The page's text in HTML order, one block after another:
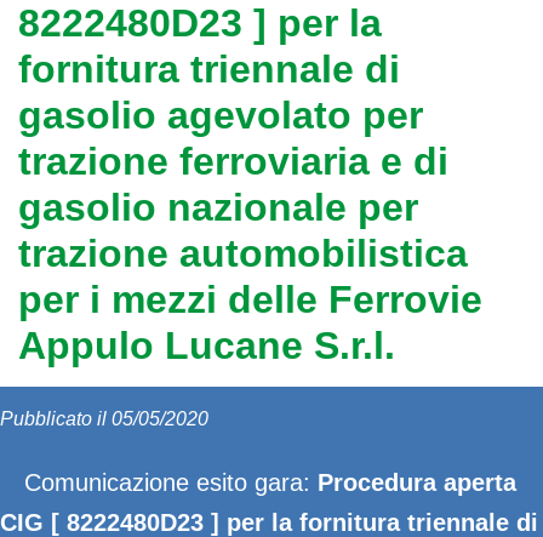
8222480D23 ] per la
fornitura triennale di
gasolio agevolato per
trazione ferroviaria e di
gasolio nazionale per
trazione automobilistica
per i mezzi delle Ferrovie
Appulo Lucane S.r.l.
Pubblicato il 05/05/2020
Comunicazione esito gara: Procedura aperta
CIG [ 8222480D23 ] per la fornitura triennale di